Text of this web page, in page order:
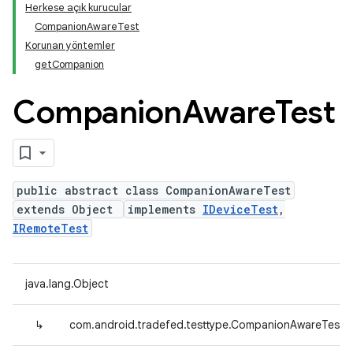
Herkese açık kurucular
CompanionAwareTest
Korunan yöntemler
getCompanion
CompanionAwareTest
public abstract class CompanionAwareTest
extends Object
implements IDeviceTest,
IRemoteTest
java.lang.Object
↳ com.android.tradefed.testtype.CompanionAwareTest